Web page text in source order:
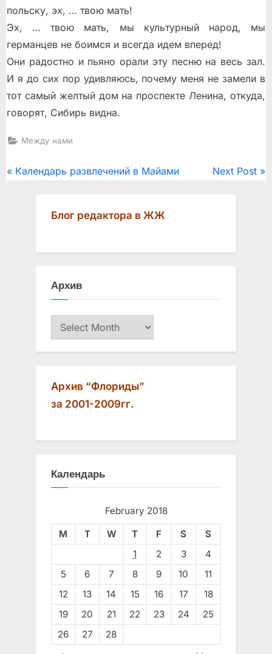
польску, эх, … твою мать!
Эх, … твою мать, мы культурный народ, мы
германцев не боимся и всегда идем вперед!
Они радостно и пьяно орали эту песню на весь зал.
И я до сих пор удивляюсь, почему меня не замели в
тот самый желтый дом на проспекте Ленина, откуда,
говорят, Сибирь видна.
Между нами
Post
P
Календарь развлечений в Майами
N
o
Next Post
Блог редактора в ЖЖ
Архив
Архив
Архив “Флориды”
за 2001-2009гг.
Календарь
February 2018
M
T W T F S
S
1
2 3
4
5
6 7 8 9 10
11
12
13 14 15 16 17
18
19
20 21 22 23 24
25
26
27
28